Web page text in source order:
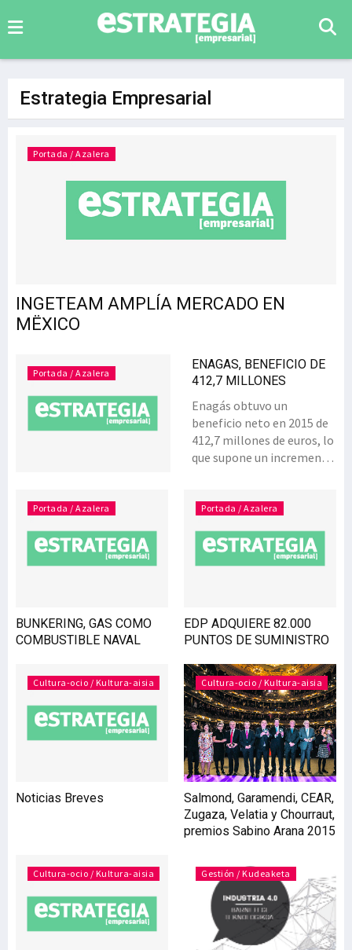
Estrategia Empresarial
INGETEAM AMPLÍA MERCADO EN
MËXICO
Portada / Azalera
Portada / Azalera
ENAGAS, BENEFICIO DE
412,7 MILLONES
Enagás obtuvo un
beneficio neto en 2015 de
412,7 millones de euros, lo
que supone un incremento
objetivo de crecimiento
del 0,5% previsto para el
ejercicio. Este incremento
ha estado motivado
internacionales y la
mejora del resultado
financiero. Además, el
pasado año, Enagás
invirtió 530,2 millones de
euros, en línea con lo
previsto en la
Actualización Estratégica
2015-2017. De esa
cantidad, 324,1 millones
de euros se destinaron a
inversiones
internacionales.
Portada / Azalera
BUNKERING, GAS COMO
COMBUSTIBLE NAVAL
Portada / Azalera
EDP ADQUIERE 82.000
PUNTOS DE SUMINISTRO
Cultura-ocio / Kultura-aisia
Noticias Breves
Cultura-ocio / Kultura-aisia
Salmond, Garamendi, CEAR,
Zugaza, Velatia y Chourraut,
premios Sabino Arana 2015
Cultura-ocio / Kultura-aisia Gestión / Kudeaketa